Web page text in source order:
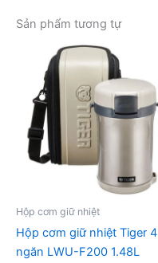
Sản phẩm tương tự
Hộp cơm giữ nhiệt
Hộp cơm giữ nhiệt Tiger 4
ngăn LWU-F200 1.48L